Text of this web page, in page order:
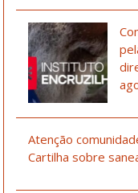
Atenção
Cartilha sobre